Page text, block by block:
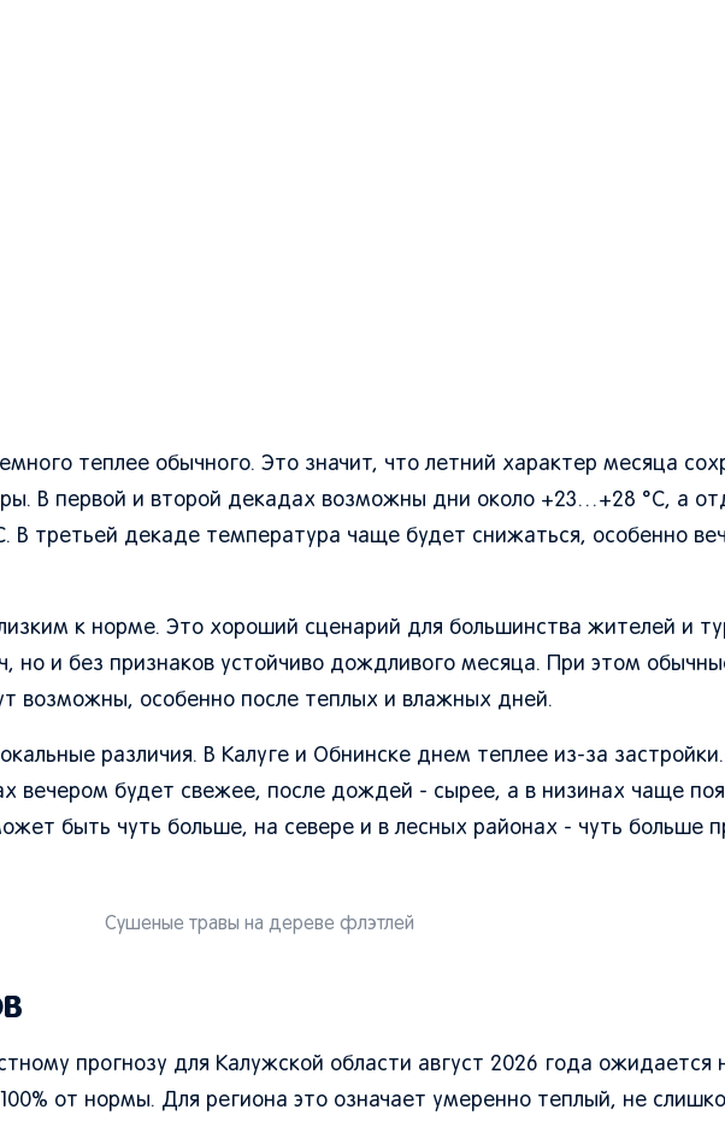
теплее обычного. Это значит, что летний характер месяца
В первой и второй декадах возможны дни около +23…+28 °C, а
В третьей декаде температура чаще будет снижаться, особенно
к норме. Это хороший сценарий для большинства жителей и
но и без признаков устойчиво дождливого месяца. При этом
возможны, особенно после теплых и влажных дней.
различия. В Калуге и Обнинске днем теплее из-за
вечером будет свежее, после дождей - сырее, а в низинах чаще
быть чуть больше, на севере и в лесных районах - чуть больше
Сушеные травы на дереве флэтлей
прогнозу для Калужской области август 2026 года ожидается
от нормы. Для региона это означает умеренно теплый, не